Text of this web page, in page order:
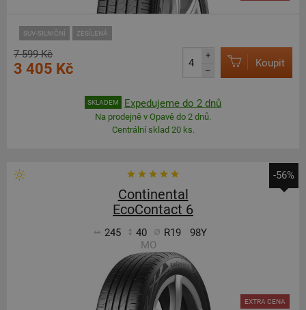
SUV-SILNIČNÍ ZESÍLENÁ
7 599 Kč
3 405 Kč
+
–
Koupit
SKLADEM Expedujeme do 2 dnů
Na prodejně v Opavě do 2 dnů.
Centrální sklad 20 ks.
-56%
Continental
EcoContact 6
245 40 R19
98Y
MO
EXTRA CENA